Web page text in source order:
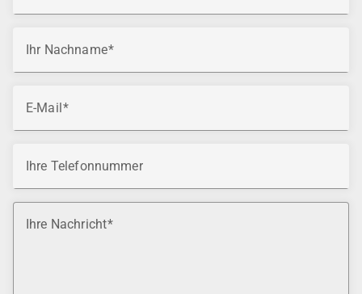
Ihr Nachname
E-Mail
Ihre Telefonnummer
Ihre Nachricht